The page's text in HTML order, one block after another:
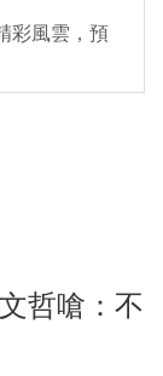
彩風雲，預
哲嗆：不